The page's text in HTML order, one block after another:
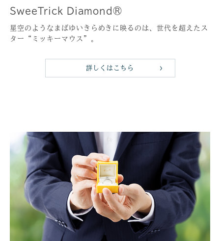
SweeTrick Diamond®
星空のようなまばゆいきらめきに映るのは、世代を超えたス
ター“ミッキーマウス”。
詳しくはこちら